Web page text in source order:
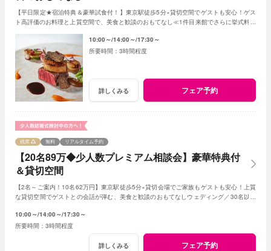
【平日限定★宿泊特典＆豪華試食付！】東京駅徒歩5分×貸切空間でゲストも安心！ゲス
ト高評価のお料理と上質空間で、美食と歓談のおもてなし≪1件目来館でさらに挙式料全
10:00～ 14:00～ 17:30～
3時間程度
詳しくみる フェア予約
【20名89万◆少人数プレミアム相談会】豪華特典付
＆貸切空間
残席 無料 リアルタイム予約
【2名～ご案内！10名62万円】東京駅徒歩5分×貸切会場でご家族もゲストも安心！上質
な貸切空間でゲストとの会話が弾む、美食と歓談のおもてなしウェディング／30名以下
10:00～ 14:00～ 17:30～
3時間程度
詳しくみる フェア予約